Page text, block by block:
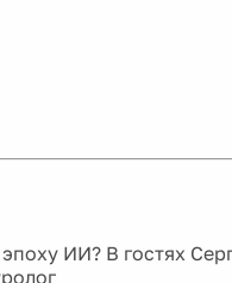
ИИ? В гостях